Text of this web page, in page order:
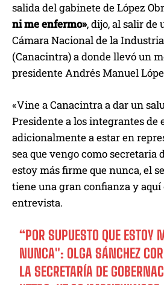
salida del gabinete de López
ni me enfermo», dijo, al salir de
Cámara Nacional de la
(Canacintra) a donde llevó un
presidente Andrés Manuel
«Vine a Canacintra a dar un
Presidente a los integrantes de
adicionalmente a estar en
sea que vengo como secretaria
estoy más firme que nunca, el
tiene una gran confianza y aquí
entrevista.
“POR SUPUESTO QUE ESTOY
NUNCA": OLGA SÁNCHEZ
LA SECRETARÍA DE